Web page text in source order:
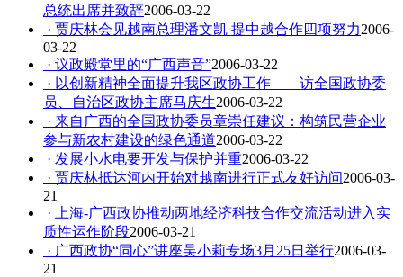
总统出席并致辞2006-03-22
· 贾庆林会见越南总理潘文凯 提中越合作四项努力2006-
03-22
· 议政殿堂里的“广西声音”2006-03-22
· 以创新精神全面提升我区政协工作——访全国政协委
员、自治区政协主席马庆生2006-03-22
· 来自广西的全国政协委员章崇任建议：构筑民营企业
参与新农村建设的绿色通道2006-03-22
· 发展小水电要开发与保护并重2006-03-22
· 贾庆林抵达河内开始对越南进行正式友好访问2006-03-
21
· 上海-广西政协推动两地经济科技合作交流活动进入实
质性运作阶段2006-03-21
· 广西政协“同心”讲座吴小莉专场3月25日举行2006-03-
21